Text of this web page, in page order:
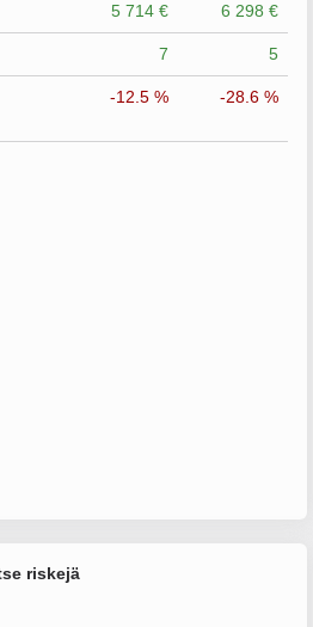
5 714 € 6 298 €
7 5
-12.5 % -28.6 %
riskejä